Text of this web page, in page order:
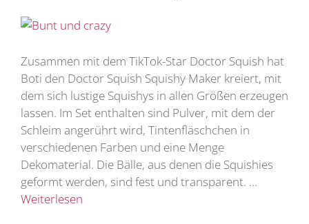
Zusammen mit dem TikTok-Star Doctor Squish hat
Boti den Doctor Squish Squishy Maker kreiert, mit
dem sich lustige Squishys in allen Größen erzeugen
lassen. Im Set enthalten sind Pulver, mit dem der
Schleim angerührt wird, Tintenfläschchen in
verschiedenen Farben und eine Menge
Dekomaterial. Die Bälle, aus denen die Squishies
geformt werden, sind fest und transparent. …
Weiterlesen